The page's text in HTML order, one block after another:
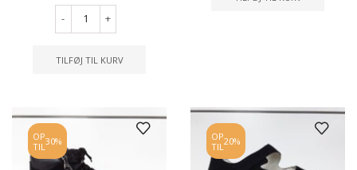
- +
TILFØJ TIL KURV
OP
TIL 30%
OP
TIL 20%